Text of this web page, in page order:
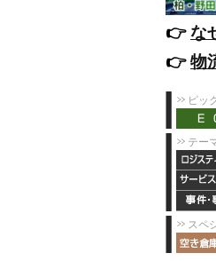
👉️な
👉️物
ピッ
テー
スペ